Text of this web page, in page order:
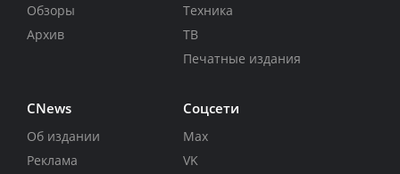
Обзоры
Архив
Техника
ТВ
Печатные издания
CNews
Об издании
Реклама
Соцсети
Max
VK